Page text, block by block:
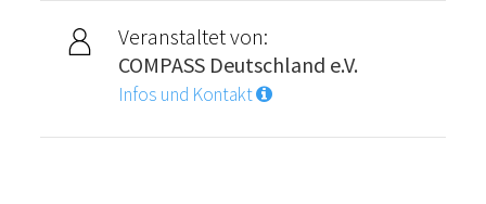
Veranstaltet von:
COMPASS Deutschland e.V.
Infos und Kontakt